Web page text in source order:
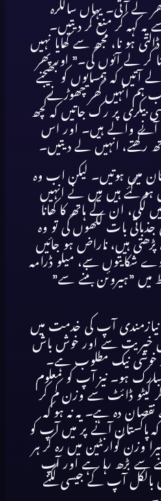
لے آتی۔ یہاں سالگرہ
یہ کہہ کر منع کر دیتیں۔
ہو نا، مجھ سے کھایا نہیں
کر لے آئوں گی۔” اور پھر
لے آتیں کہ ہمسایوں کو بھیجنے
جب ہم انہیں گھر چھوڑنے
پر رک جاتیں کہ کچھ
آنے والے ہیں۔ اور اس
رکھتے، انہیں لے دیتیں۔
میں ہوتیں۔ لیکن اب وہ
ہو گئے ہیں میں نے انہیں
لگی، ان کے ہاتھ کا کھانا
جذباتی بات لکھوں گی تو وہ
ہیں، ناراض ہو جائیں
شکایتوں سے، میلو ڈرامہ
”ہیروئن بننے سے”
نیازمندی آپ کی خدمت میں
سے اور خوش باش
خوشی نیک مطلوب ہے۔
ہو۔ نیز آپ کو معلوم
کیٹو ڈائٹ سے وزن کم کر
دہ ہے۔ یہ نہ ہو کہ
پاکستان آنے پر میں آپ کو
وزن کوارنٹین میں رہ کر ہر
سے بڑھ رہا ہے اور آپ
بالکل آپ کے جیسی لگنے